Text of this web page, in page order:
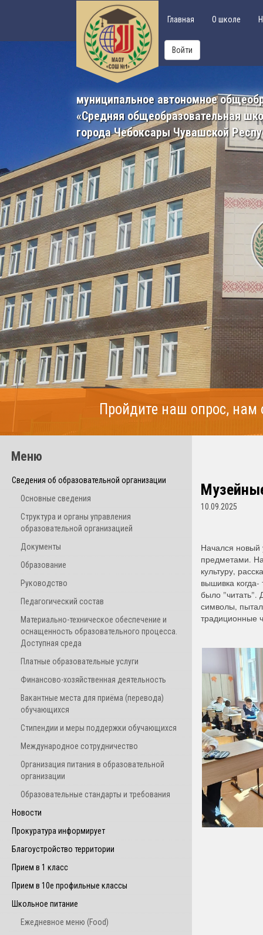
Главная О школе
Войти
муниципальное автономное
«Средняя общеобразовательная
города Чебоксары Чувашской
Пройдите наш опрос,
Меню
Сведения об образовательной организации
Основные сведения
Структура и органы управления
образовательной организацией
Документы
Образование
Руководство
Педагогический состав
Материально-техническое обеспечение и
оснащенность образовательного процесса.
Доступная среда
Платные образовательные услуги
Финансово-хозяйственная деятельность
Вакантные места для приёма (перевода)
обучающихся
Стипендии и меры поддержки обучающихся
Международное сотрудничество
Организация питания в образовательной
организации
Образовательные стандарты и требования
Новости
Прокуратура информирует
Благоустройство территории
Прием в 1 класс
Прием в 10е профильные классы
Школьное питание
Ежедневное меню (Food)
10.09.2025
Начался новый
предметами.
культуру,
вышивка
было "читать".
символы,
традиционные